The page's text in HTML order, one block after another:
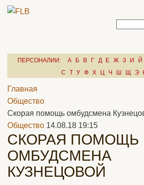
ПЕРСОНАЛИИ: А Б В Г Д Е Ж З И Й
С
Т У Ф Х Ц Ч Ш Щ Э
Главная
Общество
Скорая помощь омбудсмена
Общество 14.08.18 19:15
СКОРАЯ ПОМОЩЬ
ОМБУДСМЕНА
КУЗНЕЦОВОЙ